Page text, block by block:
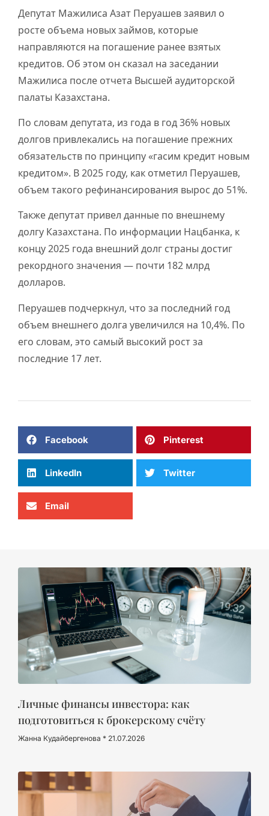
Депутат Мажилиса Азат Перуашев заявил о
росте объема новых займов, которые
направляются на погашение ранее взятых
кредитов. Об этом он сказал на заседании
Мажилиса после отчета Высшей аудиторской
палаты Казахстана.
По словам депутата, из года в год 36% новых
долгов привлекались на погашение прежних
обязательств по принципу «гасим кредит новым
кредитом». В 2025 году, как отметил Перуашев,
объем такого рефинансирования вырос до 51%.
Также депутат привел данные по внешнему
долгу Казахстана. По информации Нацбанка, к
концу 2025 года внешний долг страны достиг
рекордного значения — почти 182 млрд
долларов.
Перуашев подчеркнул, что за последний год
объем внешнего долга увеличился на 10,4%. По
его словам, это самый высокий рост за
последние 17 лет.
Facebook Pinterest
LinkedIn Twitter
Email
Личные финансы инвестора: как
подготовиться к брокерскому счёту
Жанна Кудайбергенова 21.07.2026